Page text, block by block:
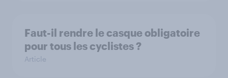
Faut-il rendre le casque obligatoire
pour tous les cyclistes ?
Article